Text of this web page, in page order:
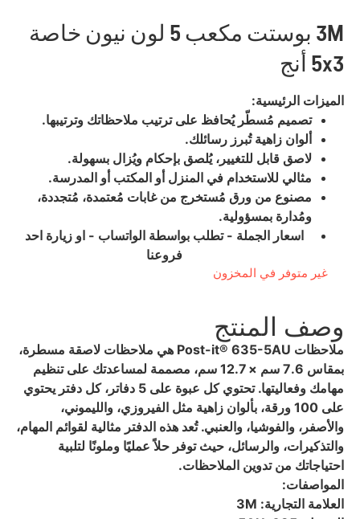
3M بوستت مكعب 5 لون نيون خاصة
5x3 أنج
الميزات الرئيسية:
تصميم مُسطّر يُحافظ على ترتيب ملاحظاتك وترتيبها.
ألوان زاهية تُبرز رسائلك.
لاصق قابل للتغيير، يُلصق بإحكام ويُزال بسهولة.
مثالي للاستخدام في المنزل أو المكتب أو المدرسة.
مصنوع من ورق مُستخرج من غابات مُعتمدة، مُتجددة،
ومُدارة بمسؤولية.
اسعار الجملة - تطلب بواسطة الواتساب - او زيارة احد
فروعنا
غير متوفر في المخزون
وصف المنتج
ملاحظات Post-it® 635-5AU هي ملاحظات لاصقة مسطرة،
بمقاس 7.6 سم × 12.7 سم، مصممة لمساعدتك على تنظيم
مهامك وفعاليتها. تحتوي كل عبوة على 5 دفاتر، كل دفتر يحتوي
على 100 ورقة، بألوان زاهية مثل الفيروزي، والليموني،
والأصفر، والفوشيا، والعنبي. تُعد هذه الدفتر مثالية لقوائم المهام،
والتذكيرات، والرسائل، حيث توفر حلاً عمليًا وملونًا لتلبية
احتياجاتك من تدوين الملاحظات.
المواصفات:
العلامة التجارية: 3M